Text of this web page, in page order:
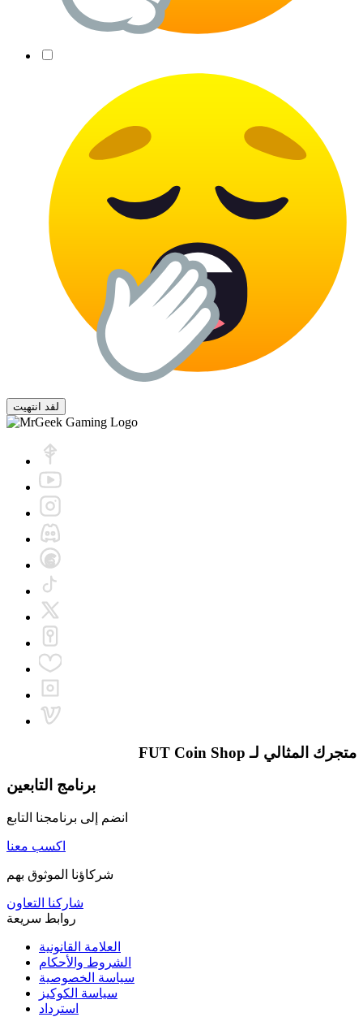
لقد انتهيت
متجرك المثالي لـ FUT Coin Shop
برنامج التابعين
انضم إلى برنامجنا التابع
اكسب معنا
شركاؤنا الموثوق بهم
شاركنا التعاون
العلامة القانونية
الشروط والأحكام
سياسة الخصوصية
سياسة الكوكيز
استرداد